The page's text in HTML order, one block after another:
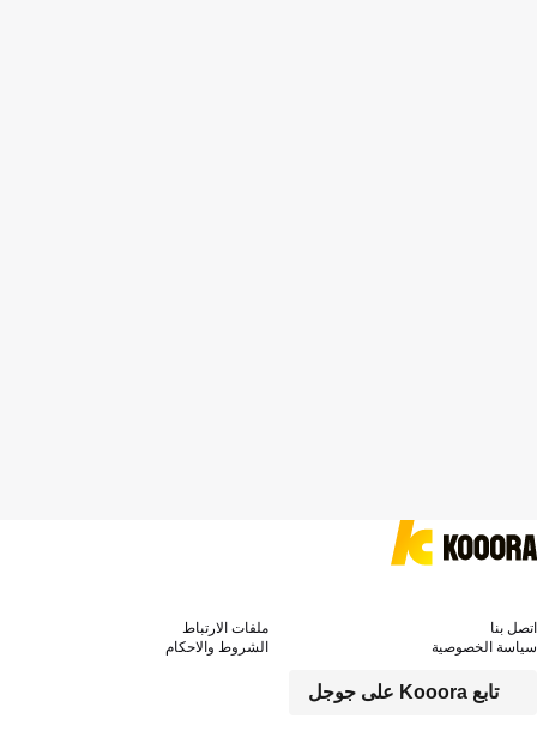
تابع Kooora على جوجل
اتصل بنا
ملفات الارتباط
سياسة الخصوصية
الشروط والاحكام